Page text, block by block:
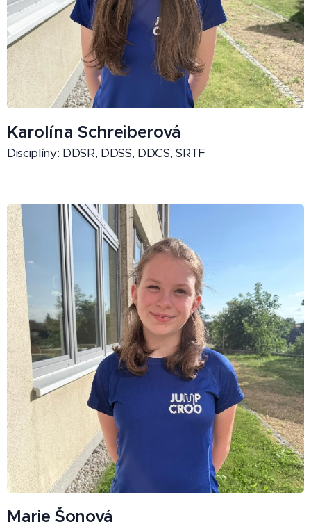
Karolína Schreiberová
Disciplíny: DDSR, DDSS, DDCS, SRTF
Marie Šonová